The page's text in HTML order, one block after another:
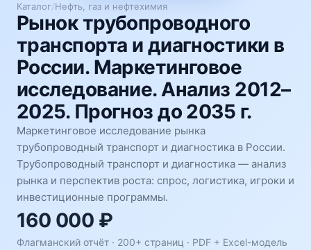
Каталог/Нефть, газ и нефтехимия
Рынок трубопроводного
транспорта и диагностики в
России. Маркетинговое
исследование. Анализ 2012–
2025. Прогноз до 2035 г.
Маркетинговое исследование рынка
трубопроводный транспорт и диагностика в России.
Трубопроводный транспорт и диагностика — анализ
рынка и перспектив роста: спрос, логистика, игроки и
инвестиционные программы.
160 000 ₽
Флагманский отчёт · 200+ страниц · PDF + Excel-модель